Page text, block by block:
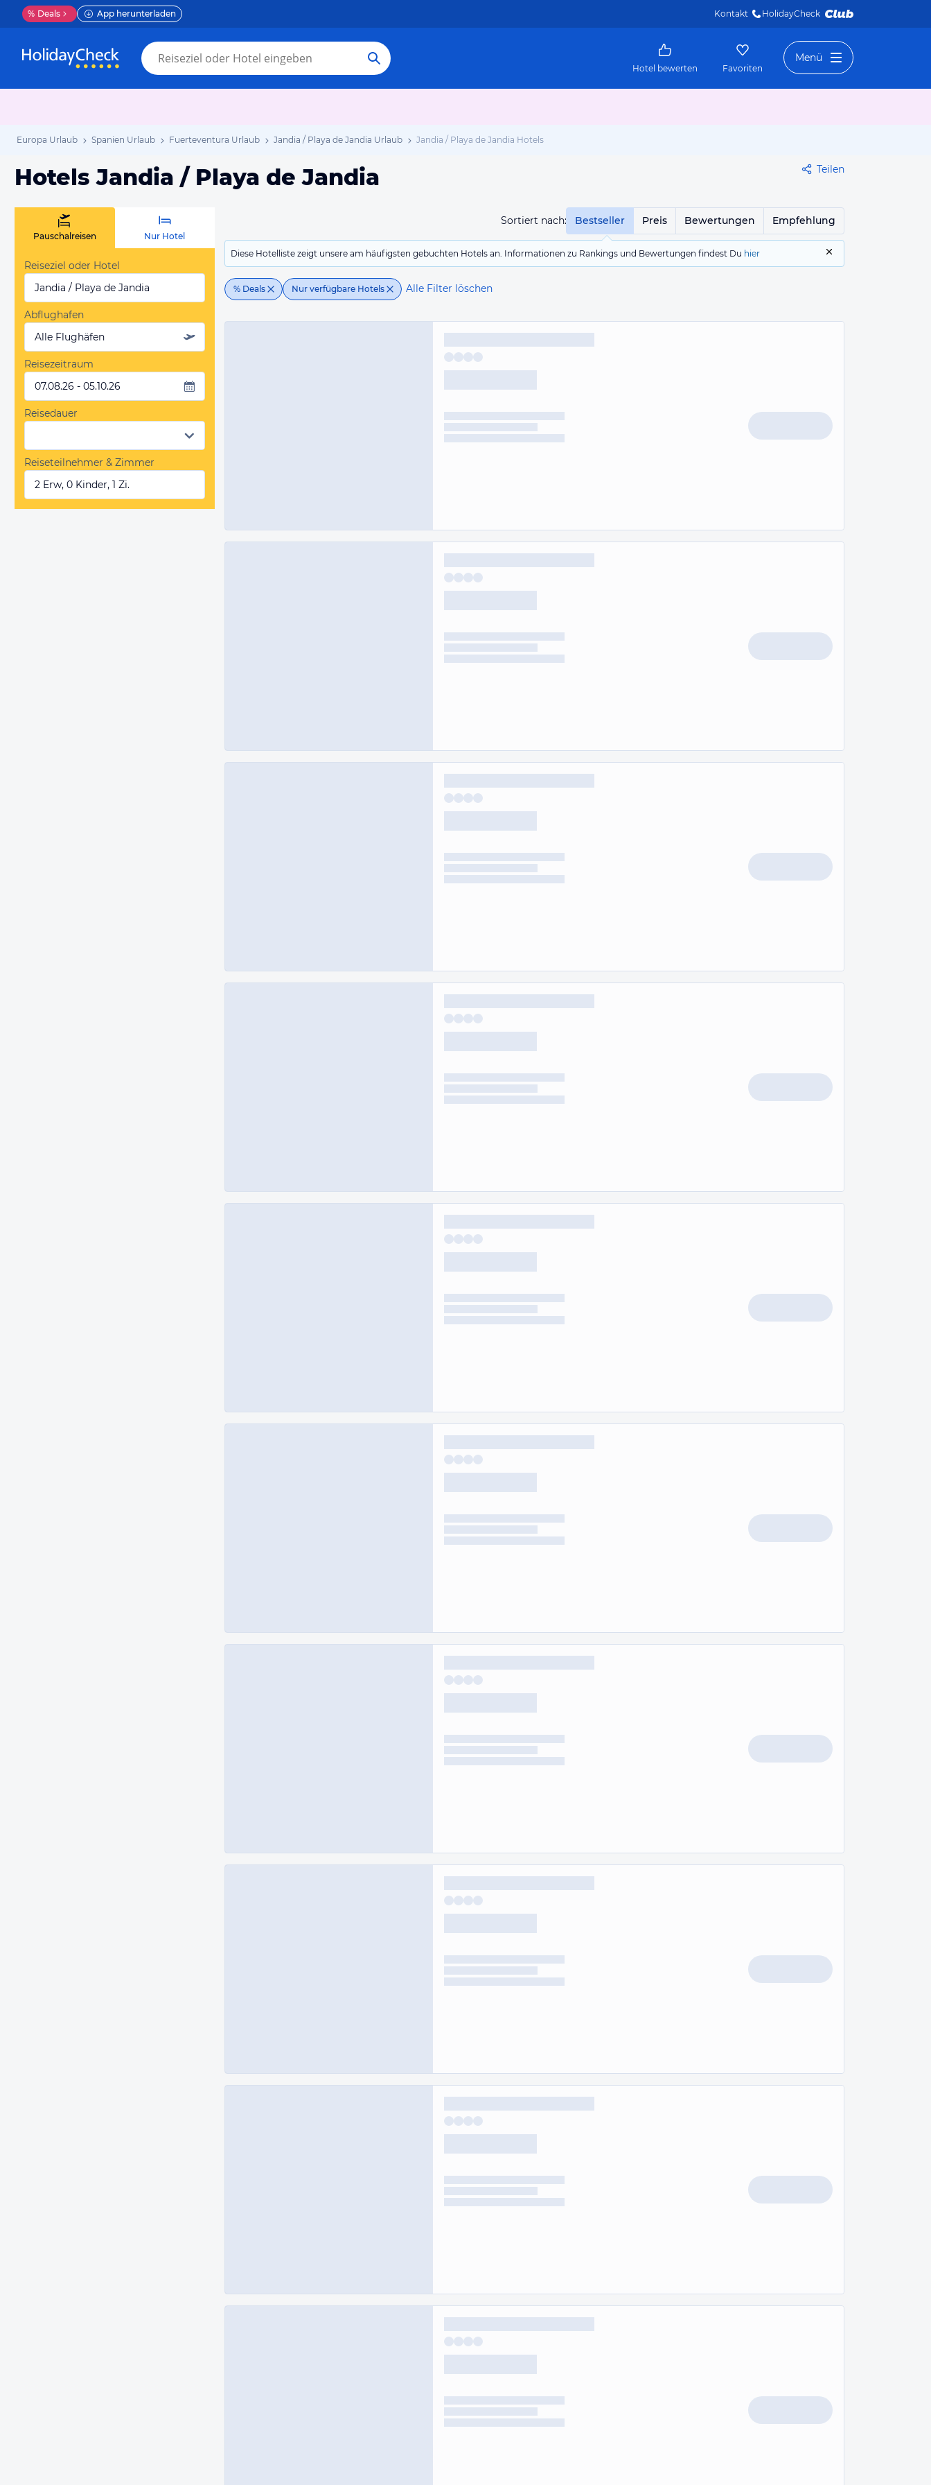
% Deals App herunterladen Kontakt HolidayCheck
Hotel bewerten Favoriten
Menü
Europa Urlaub Spanien Urlaub Fuerteventura Urlaub Jandia / Playa de Jandia Urlaub Jandia / Playa de Jandia Hotels
Hotels Jandia / Playa de Jandia Teilen
Sortiert nach: Bestseller Preis Bewertungen Empfehlung
Diese Hotelliste zeigt unsere am häufigsten gebuchten Hotels an. Informationen zu Rankings und Bewertungen findest Du hier
% Deals Nur verfügbare Hotels Alle Filter löschen
Pauschalreisen Nur Hotel
Reiseziel oder Hotel
Jandia / Playa de Jandia
Abflughafen
Alle Flughäfen
Reisezeitraum
07.08.26 - 05.10.26
Reisedauer
Reiseteilnehmer & Zimmer
2 Erw, 0 Kinder, 1 Zi.